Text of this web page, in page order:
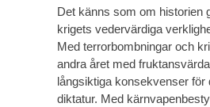
Det känns som om historien
krigets vedervärdiga
Med terrorbombningar och
andra året med
långsiktiga konsekvenser
diktatur. Med